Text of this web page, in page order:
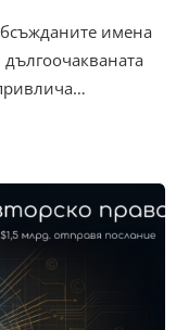
имена
дългоочакваната